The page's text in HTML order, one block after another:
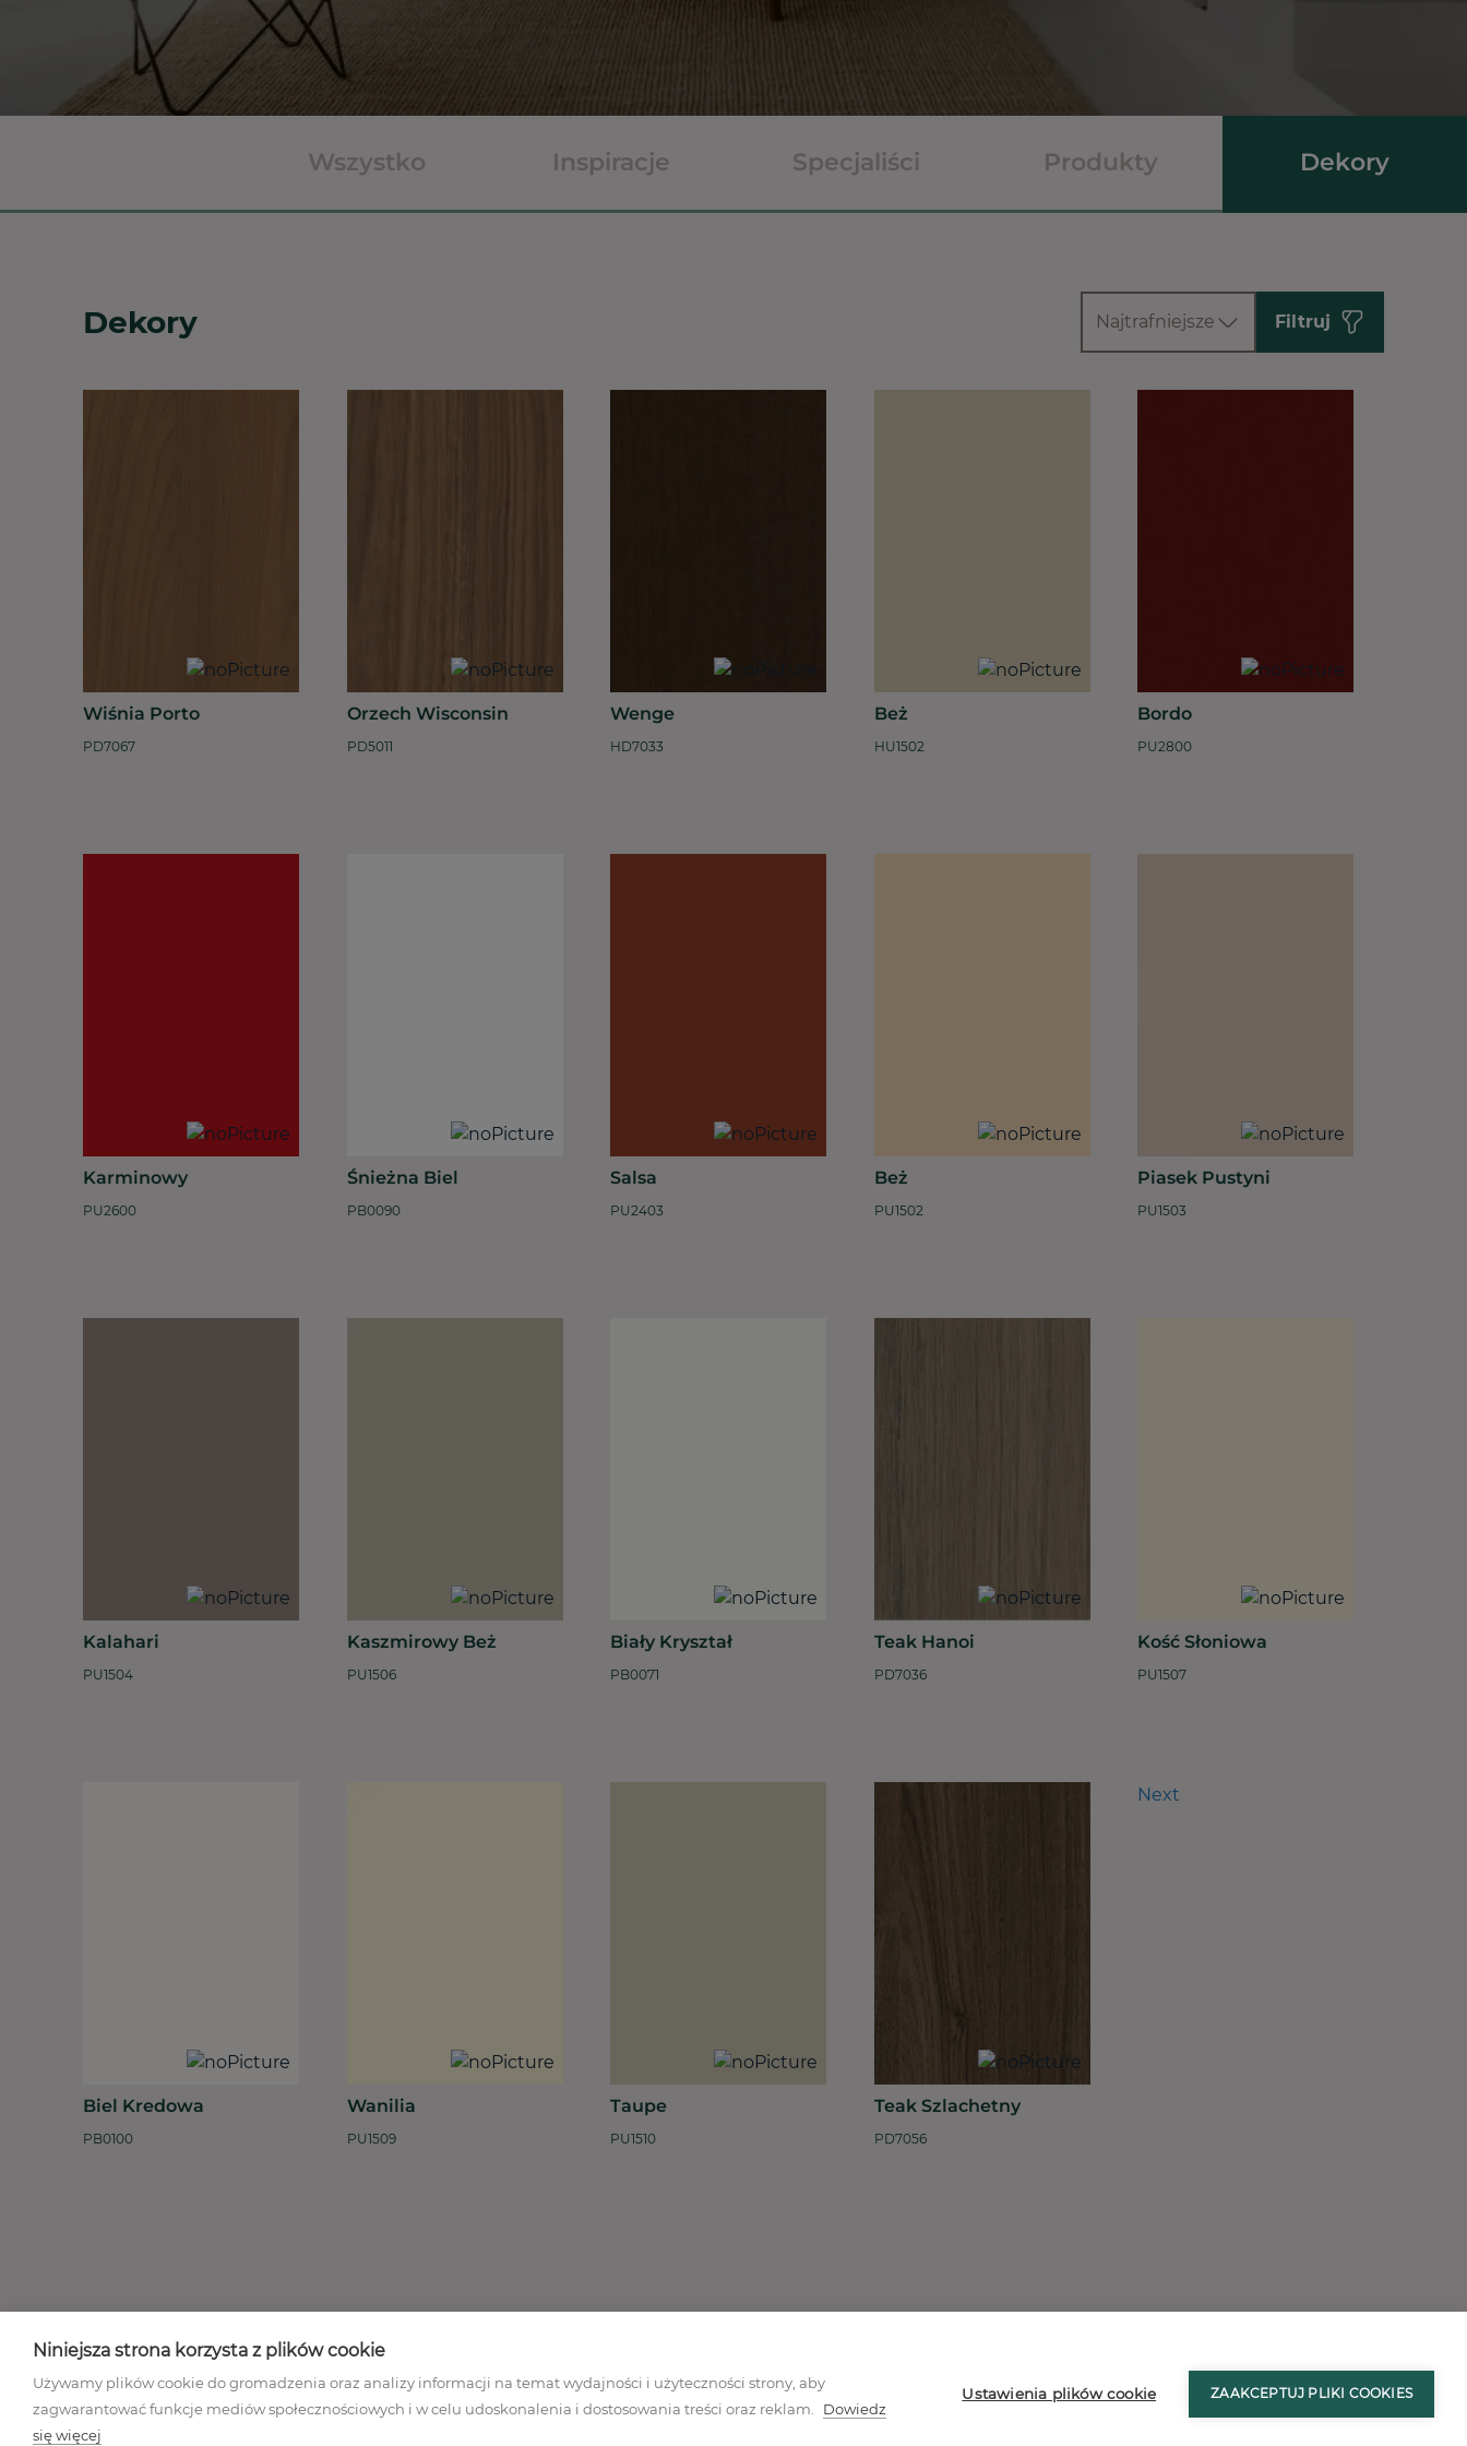
Wszystko Inspiracje Specjaliści Produkty Dekory
Dekory Najtrafniejsze Filtruj
Wiśnia Porto
PD7067
Orzech Wisconsin
PD5011
Wenge
HD7033
Beż
HU1502
Bordo
PU2800
Karminowy
PU2600
Śnieżna Biel
PB0090
Salsa
PU2403
Beż
PU1502
Piasek Pustyni
PU1503
Kalahari
PU1504
Kaszmirowy Beż
PU1506
Biały Kryształ
PB0071
Teak Hanoi
PD7036
Kość Słoniowa
PU1507
Biel Kredowa
PB0100
Wanilia
PU1509
Taupe
PU1510
Teak Szlachetny
PD7056
Next
Niniejsza strona korzysta z plików cookie
Używamy plików cookie do gromadzenia oraz analizy informacji na temat wydajności i użyteczności strony, aby
zagwarantować funkcje mediów społecznościowych i w celu udoskonalenia i dostosowania treści oraz reklam.
Dowiedz
się więcej
Ustawienia plików cookie ZAAKCEPTUJ PLIKI COOKIES